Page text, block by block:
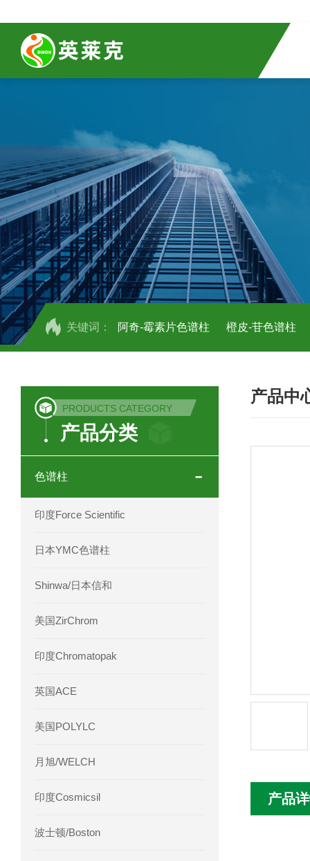
关键词： 阿奇-霉素片色谱柱 橙皮-苷色谱柱
COSMOSIL 1.8PBr五溴苯基色谱柱
菟丝子 柠檬黄色谱柱
印度Force Scientific Rubitas色谱柱
PRODUCTS CATEGORY
产品分类
色谱柱
印度Force Scientific
日本YMC色谱柱
Shinwa/日本信和
美国ZirChrom
印度Chromatopak
英国ACE
美国POLYLC
月旭/WELCH
印度Cosmicsil
波士顿/Boston
产品中
产品